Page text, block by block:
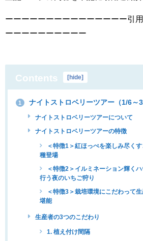
ーーーーーーーーーーーーーーー引
ーーーーーーーーーー
Contents hide
1 ナイトストロベリーツアー（1/6～
ナイトストロベリーツアーについて
ナイトストロベリーツアーの特徴
＜特徴1＞紅ほっぺを楽しみ尽く
種登場
＜特徴2＞イルミネーション輝く
行う夜のいちご狩り
＜特徴3＞栽培環境にこだわって
堪能
生産者の3つのこだわり
1. 植え付け間隔